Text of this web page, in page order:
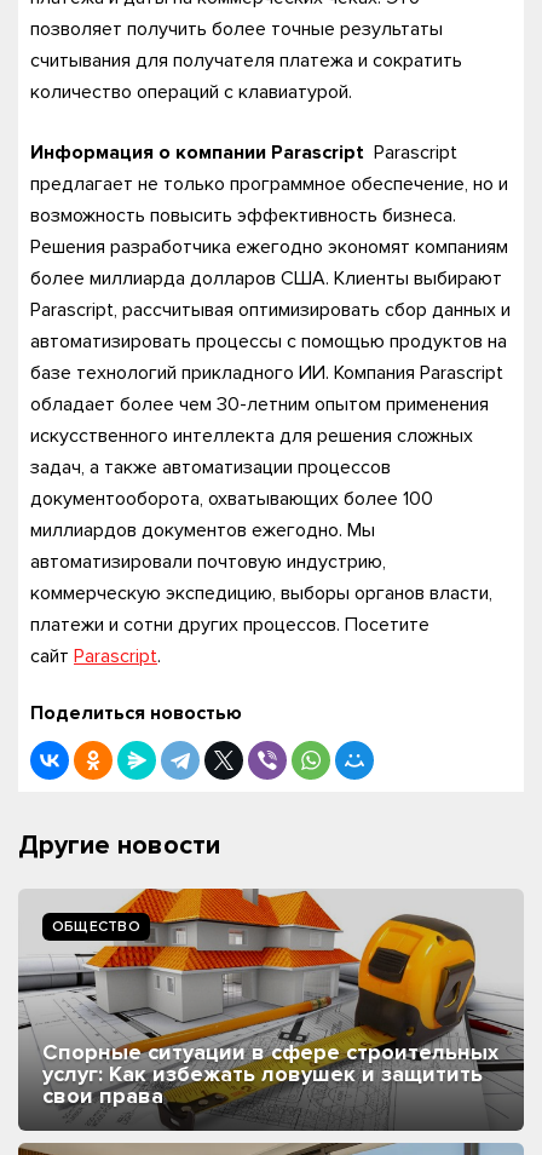
позволяет получить более точные результаты
считывания для получателя платежа и сократить
количество операций с клавиатурой.
Информация о компании Parascript Parascript
предлагает не только программное обеспечение, но и
возможность повысить эффективность бизнеса.
Решения разработчика ежегодно экономят компаниям
более миллиарда долларов США. Клиенты выбирают
Parascript, рассчитывая оптимизировать сбор данных и
автоматизировать процессы с помощью продуктов на
базе технологий прикладного ИИ. Компания Parascript
обладает более чем 30-летним опытом применения
искусственного интеллекта для решения сложных
задач, а также автоматизации процессов
документооборота, охватывающих более 100
миллиардов документов ежегодно. Мы
автоматизировали почтовую индустрию,
коммерческую экспедицию, выборы органов власти,
платежи и сотни других процессов. Посетите
сайт Parascript.
Поделиться новостью
Другие новости
ОБЩЕСТВО
Спорные ситуации в сфере строительных
услуг: Как избежать ловушек и защитить
свои права